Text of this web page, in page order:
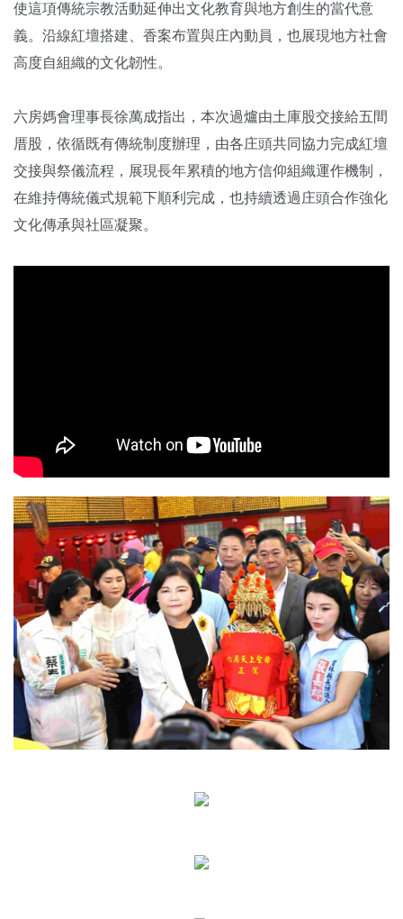
使這項傳統宗教活動延伸出文化教育與地方創生的當代意
義。沿線紅壇搭建、香案布置與庄內動員，也展現地方社會
高度自組織的文化韌性。
六房媽會理事長徐萬成指出，本次過爐由土庫股交接給五間
厝股，依循既有傳統制度辦理，由各庄頭共同協力完成紅壇
交接與祭儀流程，展現長年累積的地方信仰組織運作機制，
在維持傳統儀式規範下順利完成，也持續透過庄頭合作強化
文化傳承與社區凝聚。